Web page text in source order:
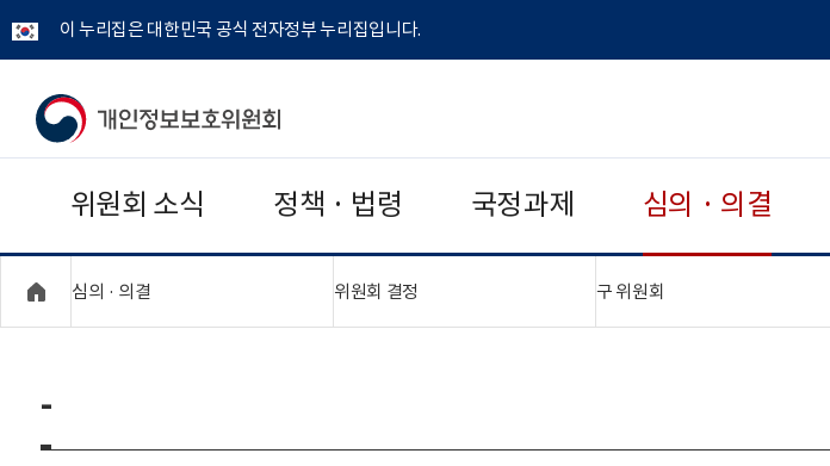
이 누리집은 대한민국 공식 전자정부 누리집입니다.
개
보
보
위
위원회 소식 정책 · 법령 국정과제 심의 · 의결
심의 · 의결 위원회 결정 구 위원회
-